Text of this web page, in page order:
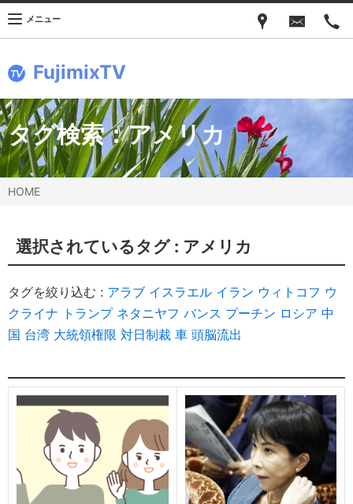
FujimixTV
メニュー
タグ検索：アメリカ
HOME
選択されているタグ : アメリカ
タグを絞り込む : アラブ イスラエル イラン ウィトコフ ウ
クライナ トランプ ネタニヤフ バンス プーチン ロシア 中
国 台湾 大統領権限 対日制裁 車 頭脳流出